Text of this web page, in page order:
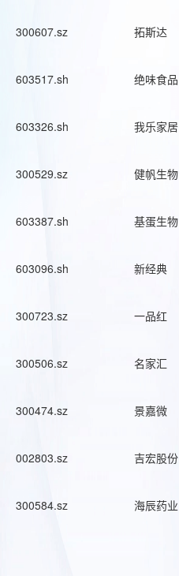
300607.sz 拓斯达
603517.sh 绝味食品
603326.sh 我乐家居
300529.sz 健帆生物
603387.sh 基蛋生物
603096.sh 新经典
300723.sz 一品红
300506.sz 名家汇
300474.sz 景嘉微
002803.sz 吉宏股份
300584.sz 海辰药业